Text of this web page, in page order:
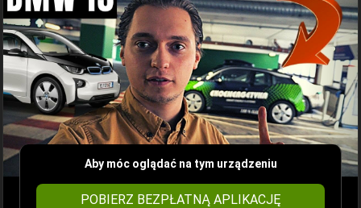
Aby móc oglądać na tym urządzeniu
POBIERZ BEZPŁATNĄ APLIKACJĘ